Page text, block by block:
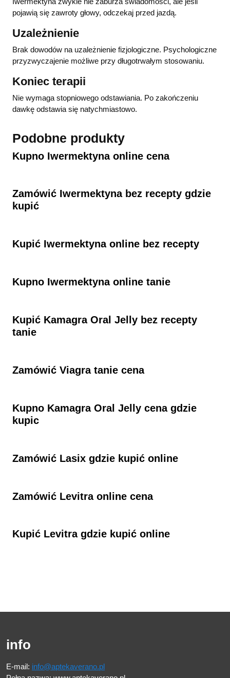
pojawią się zawroty głowy, odczekaj przed jazdą.
Uzależnienie
Brak dowodów na uzależnienie fizjologiczne. Psychologiczne
przyzwyczajenie możliwe przy długotrwałym stosowaniu.
Koniec terapii
Nie wymaga stopniowego odstawiania. Po zakończeniu
dawkę odstawia się natychmiastowo.
Podobne produkty
Kupno Iwermektyna​ online cena
Zamówić Iwermektyna​ bez recepty gdzie
kupić
Kupić Iwermektyna​ online bez recepty
Kupno Iwermektyna​ online tanie
Kupić Kamagra Oral Jelly bez recepty
tanie
Zamówić Viagra tanie cena
Kupno Kamagra Oral Jelly cena gdzie
kupic
Zamówić Lasix gdzie kupić online
Zamówić Levitra online cena
Kupić Levitra gdzie kupić online
info
E-mail: info@aptekaverano.pl